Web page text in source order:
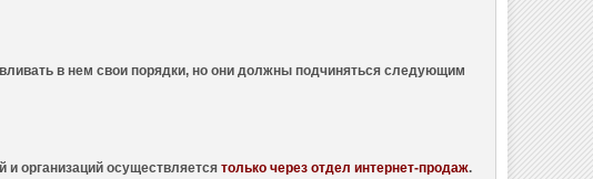
в нем свои порядки, но они должны подчиняться следующим
и организаций осуществляетсятолько через отдел интернет-продаж.